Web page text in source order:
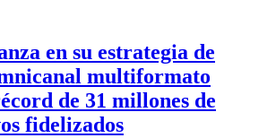
en su estrategia de
multiformato
de 31 millones de
fidelizados